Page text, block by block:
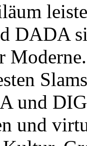
DADA
und
und